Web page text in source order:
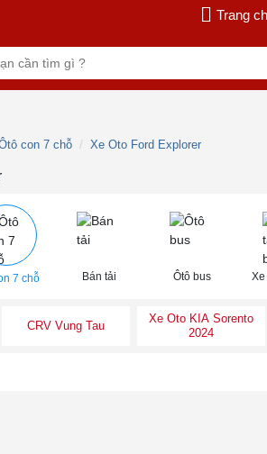
Trang
con 7 chỗ Xe Oto Ford Explorer
7 chỗ Bán tải Ôtô bus Xe
CRV Vung Tau
Xe Oto KIA Sorento
2024